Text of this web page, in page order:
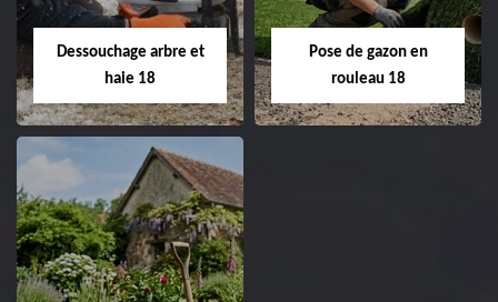
18 Cher tel:
02.52.56.49.40
Entreprise tonte et
Cher tel: 02.52.56.49.40
Dessouchage arbre et
haie 18
Dessouchage arbre
et haie 18
Pose de gazon en
rouleau 18